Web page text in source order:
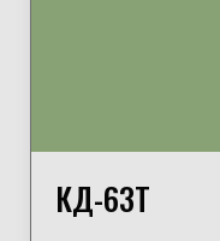
КД-63Т